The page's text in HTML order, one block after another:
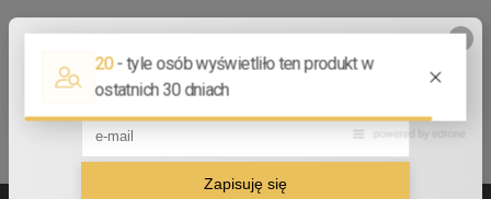
502 210 907 sklep@numizmatyczny.com